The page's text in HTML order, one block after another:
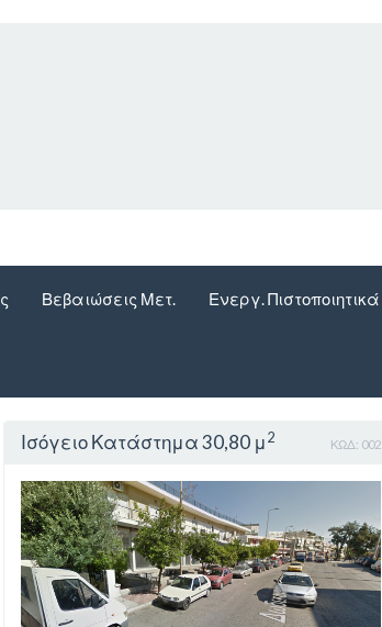
Βεβαιώσεις Μετ. Ενεργ. Πιστοποιητικά
Ισόγειο Κατάστημα 30,80 μ2 ΚΩΔ: 002